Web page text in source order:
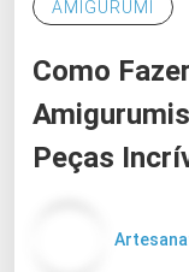
AMIGURUMI
Como
Peças